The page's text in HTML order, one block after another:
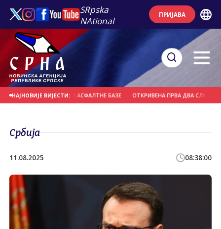
SRpska
NAtional
ПРИЈАВА
НАЈНОВИЈЕ ВИЈЕСТИ:
У БЛИЗИНИ АСФАЛТНЕ БАЗЕ ОТКРИВЕНА ПРВА ДВА СЛУЧАЈА
Србија
11.08.2025 08:38:00